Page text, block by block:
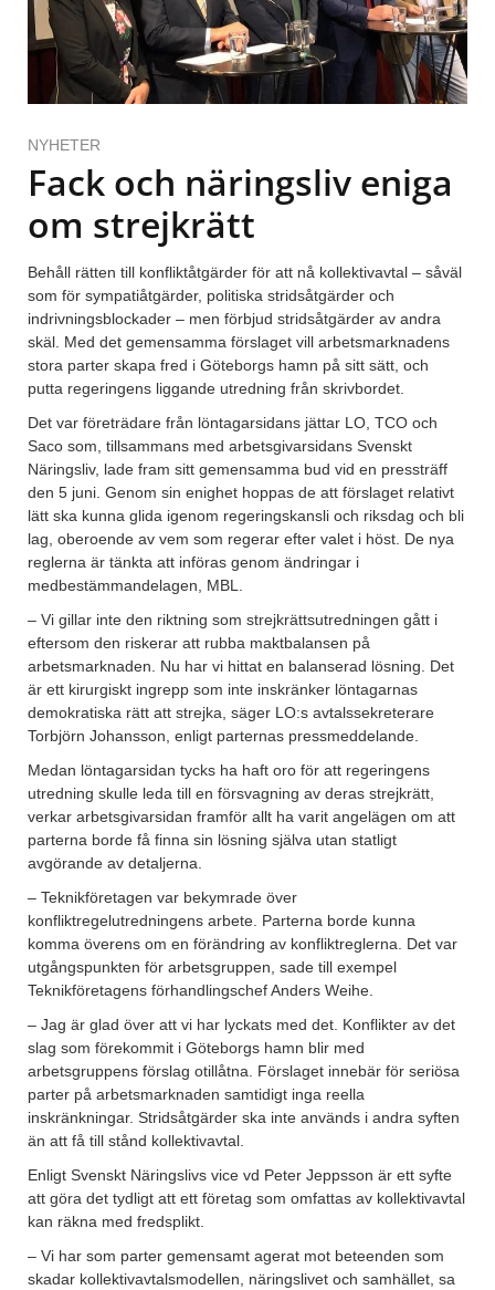
NYHETER
Fack och näringsliv eniga
om strejkrätt
Behåll rätten till konfliktåtgärder för att nå kollektivavtal – såväl
som för sympatiåtgärder, politiska stridsåtgärder och
indrivningsblockader – men förbjud stridsåtgärder av andra
skäl. Med det gemensamma förslaget vill arbetsmarknadens
stora parter skapa fred i Göteborgs hamn på sitt sätt, och
putta regeringens liggande utredning från skrivbordet.
Det var företrädare från löntagarsidans jättar LO, TCO och
Saco som, tillsammans med arbetsgivarsidans Svenskt
Näringsliv, lade fram sitt gemensamma bud vid en pressträff
den 5 juni. Genom sin enighet hoppas de att förslaget relativt
lätt ska kunna glida igenom regeringskansli och riksdag och bli
lag, oberoende av vem som regerar efter valet i höst. De nya
reglerna är tänkta att införas genom ändringar i
medbestämmandelagen, MBL.
– Vi gillar inte den riktning som strejkrättsutredningen gått i
eftersom den riskerar att rubba maktbalansen på
arbetsmarknaden. Nu har vi hittat en balanserad lösning. Det
är ett kirurgiskt ingrepp som inte inskränker löntagarnas
demokratiska rätt att strejka, säger LO:s avtalssekreterare
Torbjörn Johansson, enligt parternas pressmeddelande.
Medan löntagarsidan tycks ha haft oro för att regeringens
utredning skulle leda till en försvagning av deras strejkrätt,
verkar arbetsgivarsidan framför allt ha varit angelägen om att
parterna borde få finna sin lösning själva utan statligt
avgörande av detaljerna.
– Teknikföretagen var bekymrade över
konfliktregelutredningens arbete. Parterna borde kunna
komma överens om en förändring av konfliktreglerna. Det var
utgångspunkten för arbetsgruppen, sade till exempel
Teknikföretagens förhandlingschef Anders Weihe.
– Jag är glad över att vi har lyckats med det. Konflikter av det
slag som förekommit i Göteborgs hamn blir med
arbetsgruppens förslag otillåtna. Förslaget innebär för seriösa
parter på arbetsmarknaden samtidigt inga reella
inskränkningar. Stridsåtgärder ska inte används i andra syften
än att få till stånd kollektivavtal.
Enligt Svenskt Näringslivs vice vd Peter Jeppsson är ett syfte
att göra det tydligt att ett företag som omfattas av kollektivavtal
kan räkna med fredsplikt.
– Vi har som parter gemensamt agerat mot beteenden som
skadar kollektivavtalsmodellen, näringslivet och samhället, sa